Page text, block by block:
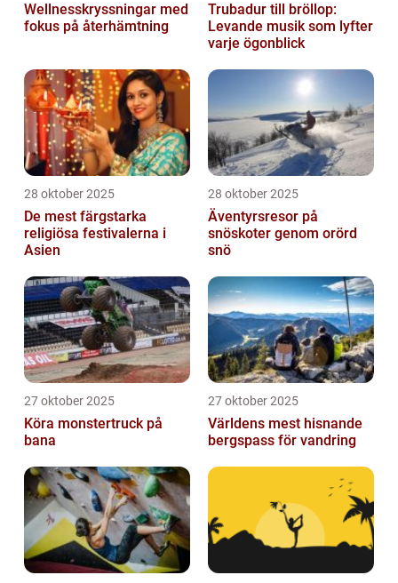
Wellnesskryssningar med
fokus på återhämtning
Trubadur till bröllop:
Levande musik som lyfter
varje ögonblick
28 oktober 2025
De mest färgstarka
religiösa festivalerna i
Asien
28 oktober 2025
Äventyrsresor på
snöskoter genom orörd
snö
27 oktober 2025
Köra monstertruck på
bana
27 oktober 2025
Världens mest hisnande
bergspass för vandring